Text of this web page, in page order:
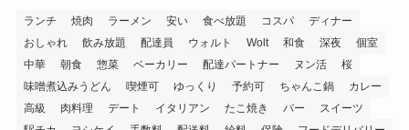
ランチ 焼肉 ラーメン 安い 食べ放題 コスパ
ディナー
おしゃれ
飲み放題 配達員 ウォルト Wolt 和食 深夜
個室
中華
朝食 惣菜 ベーカリー 配達パートナー ヌン活
桜
味噌煮込みうどん
喫煙可 ゆっくり 予約可 ちゃんこ鍋
カレー
高級
肉料理 デート イタリアン たこ焼き バー
スイーツ